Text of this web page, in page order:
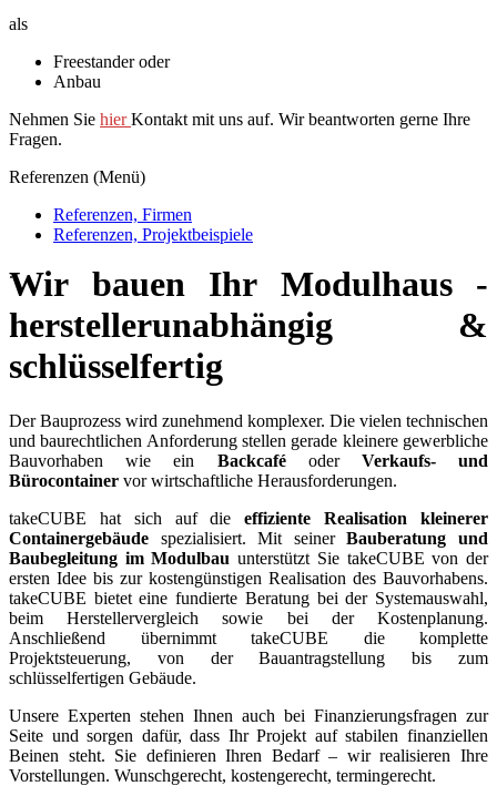
als
Freestander oder
Anbau
Nehmen Sie hierKontakt mit uns auf. Wir beantworten gerne Ihre
Fragen.
Referenzen (Menü)
Referenzen, Firmen
Referenzen, Projektbeispiele
.Wir bauen Ihr Modulhaus -
herstellerunabhängig &
schlüsselfertig
Der Bauprozess wird zunehmend komplexer. Die vielen technischen
und baurechtlichen Anforderung stellen gerade kleinere gewerbliche
Bauvorhaben wie ein Backcaféoder Verkaufs- und
Bürocontainer vor wirtschaftliche Herausforderungen.
takeCUBE hat sich auf dieeffiziente Realisation kleinerer
Containergebäude spezialisiert. Mit seinerBauberatung und
Baubegleitung im Modulbau unterstützt Sie takeCUBE von der
ersten Idee bis zur kostengünstigen Realisation des Bauvorhabens.
takeCUBE bietet eine fundierte Beratung bei der Systemauswahl,
beim Herstellervergleich sowie bei der Kostenplanung.
Anschließend übernimmt takeCUBE die komplette
Projektsteuerung, von der Bauantragstellung bis zum
schlüsselfertigen Gebäude.
Unsere Experten stehen Ihnen auch bei Finanzierungsfragen zur
Seite und sorgen dafür, dass Ihr Projekt auf stabilen finanziellen
Beinen steht. Sie definieren Ihren Bedarf – wir realisieren Ihre
Vorstellungen. Wunschgerecht, kostengerecht, termingerecht.